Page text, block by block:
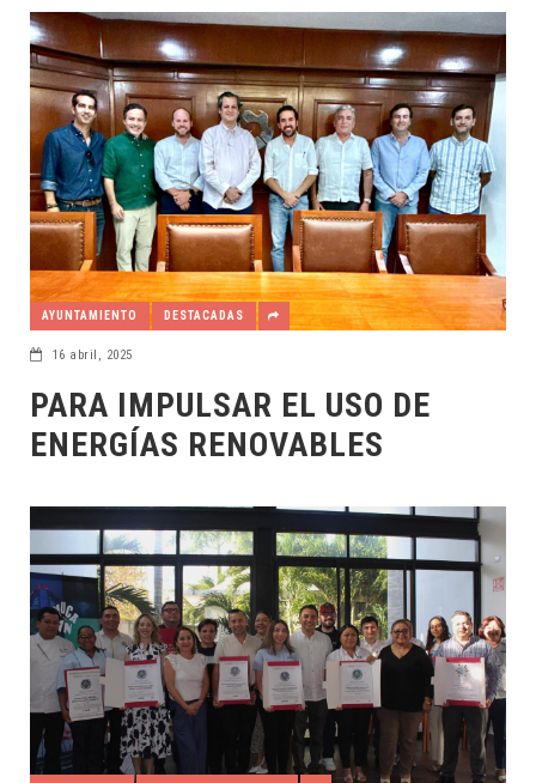
AYUNTAMIENTO DESTACADAS
16 abril, 2025
PARA IMPULSAR EL USO DE
ENERGÍAS RENOVABLES